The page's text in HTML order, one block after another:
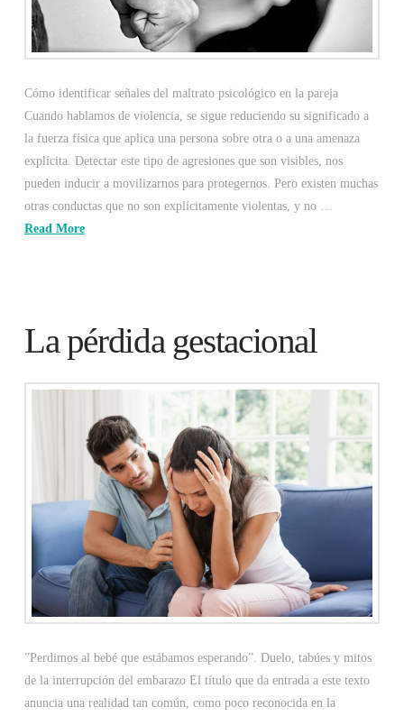
Cómo identificar señales del maltrato psicológico en la pareja
Cuando hablamos de violencia, se sigue reduciendo su significado a
la fuerza física que aplica una persona sobre otra o a una amenaza
explícita. Detectar este tipo de agresiones que son visibles, nos
pueden inducir a movilizarnos para protegernos. Pero existen muchas
otras conductas que no son explícitamente violentas, y no …
Read More
La pérdida gestacional
”Perdimos al bebé que estábamos esperando”. Duelo, tabúes y mitos
de la interrupción del embarazo El título que da entrada a este texto
anuncia una realidad tan común, como poco reconocida en la